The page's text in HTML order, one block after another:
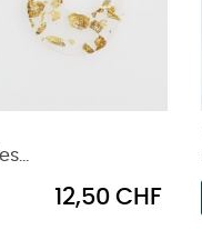
Prix
12,50 CHF